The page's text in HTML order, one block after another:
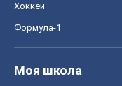
Хоккей
Формула-1
Моя школа